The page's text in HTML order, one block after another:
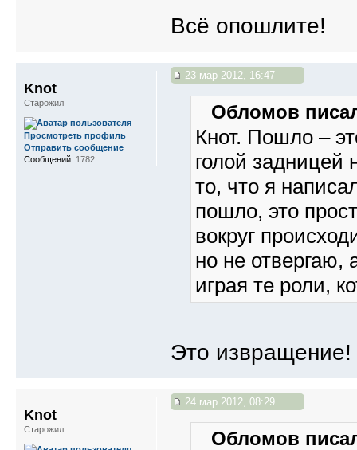
Всё опошлите!
23 мар 2012, 16:47
Обломов
Кнот. Пошло –
голой
то, что я
пошло, это
вокруг
но не отвергаю,
играя те роли,
Это извращение!
Knot
Старожил
Просмотреть профиль
Отправить сообщение
Сообщений: 1782
24 мар 2012, 08:29
Обломов
Knot
Старожил